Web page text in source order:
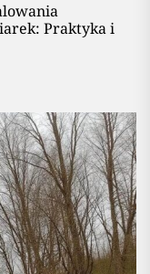
Praktyka i